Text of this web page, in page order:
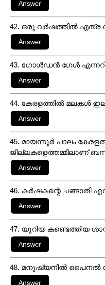
42. ഒരു വർഷത്തിൽ എത്ര
43. ഗോൾഡൻ ഗേൾ
44. കേരളത്തിൽ മലകൾ
45. മായന്നൂർ പാലം
ജില്ലകളെത്തമ്മിലാണ്
46. കർഷകന്റെ ചങ്ങാതി
47. യുറിയ കണ്ടെത്തിയ
48. മനുഷ്യനിൽ പൈനൽ